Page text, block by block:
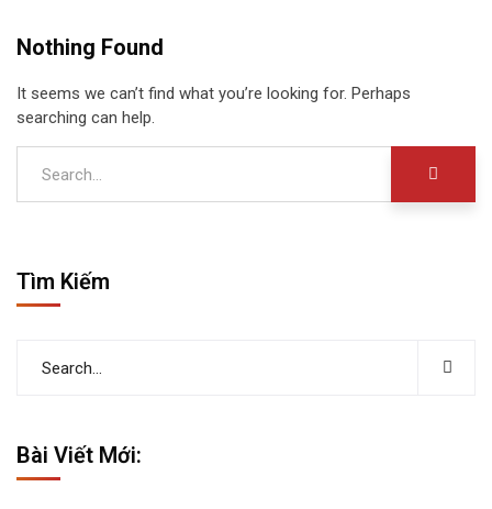
Nothing Found
It seems we can’t find what you’re looking for. Perhaps
searching can help.
Tìm Kiếm
Bài Viết Mới: